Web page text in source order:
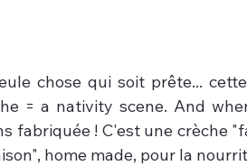
chose qui soit prête...
= a nativity scene. And
fabriquée ! C'est une crèche
home made, pour la